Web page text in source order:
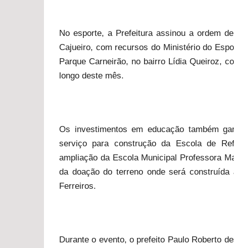
No esporte, a Prefeitura assinou a ordem
Cajueiro, com recursos do Ministério do
Parque Carneirão, no bairro Lídia Queiroz,
longo deste mês.
Os investimentos em educação também
serviço para construção da Escola de
ampliação da Escola Municipal Professora
da doação do terreno onde será
Ferreiros.
Durante o evento, o prefeito Paulo Roberto